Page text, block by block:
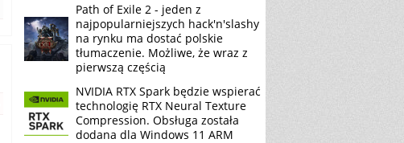
Path of Exile 2 - jeden z
najpopularniejszych hack'n'slashy
na rynku ma dostać polskie
tłumaczenie. Możliwe, że wraz z
pierwszą częścią
NVIDIA RTX Spark będzie wspierać
technologię RTX Neural Texture
Compression. Obsługa została
dodana dla Windows 11 ARM